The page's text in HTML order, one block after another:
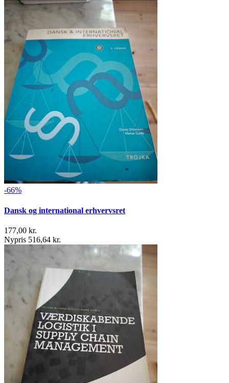
-66%
Dansk og international erhvervsret
177,00 kr.
Nypris 516,64 kr.